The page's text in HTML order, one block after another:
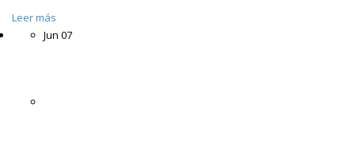
Leer más
Jun 07